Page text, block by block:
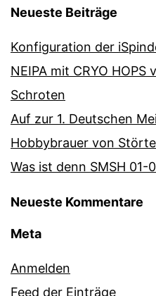
Neueste Beiträge
Konfiguration der
NEIPA mit CRYO HOPS
Schroten
Auf zur 1. Deutschen
Hobbybrauer von
Was ist denn SMSH 01-
Neueste Kommentare
Meta
Anmelden
Feed der Einträge